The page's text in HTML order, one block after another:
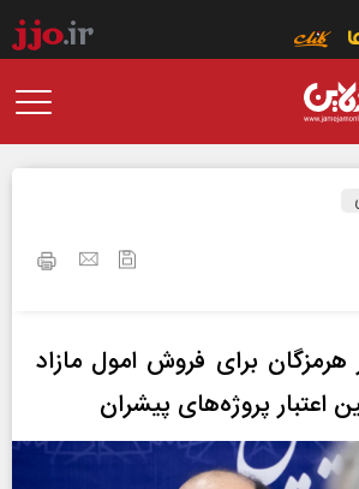
هرمزگان برای فروش امول مازاد
اعتبار پروژه‌های پیشران